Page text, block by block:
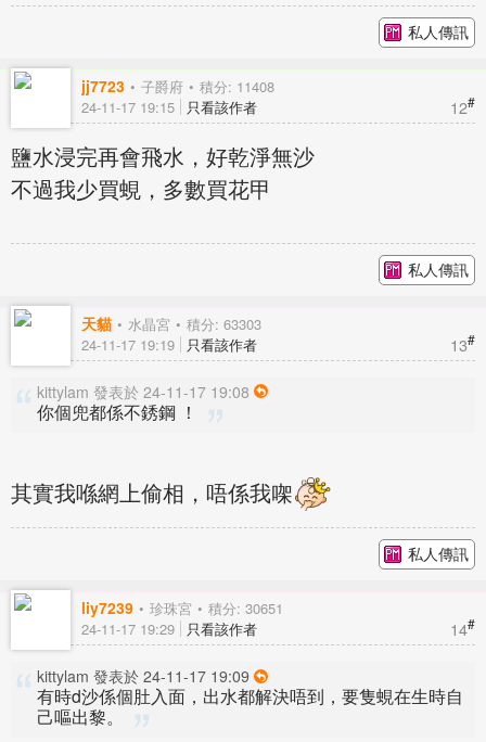
私人傳訊
jj7723 子爵府 積分: 11408
12#
24-11-17 19:15 只看該作者
鹽水浸完再會飛水，好乾淨無沙
不過我少買蜆，多數買花甲
私人傳訊
天貓 水晶宮 積分: 63303
13#
24-11-17 19:19 只看該作者
kittylam 發表於 24-11-17 19:08
你個兜都係不銹鋼 ！
其實我喺網上偷相，唔係我㗎
私人傳訊
liy7239 珍珠宮 積分: 30651
14#
24-11-17 19:29 只看該作者
kittylam 發表於 24-11-17 19:09
有時d沙係個肚入面，出水都解決唔到，要隻蜆在生時自
己嘔出黎。